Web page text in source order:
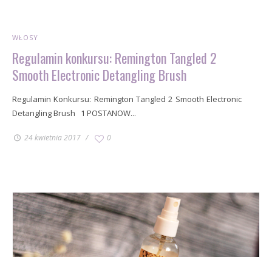
WŁOSY
Regulamin konkursu: Remington Tangled 2
Smooth Electronic Detangling Brush
Regulamin Konkursu: Remington Tangled 2 Smooth Electronic
Detangling Brush 1 POSTANOW...
24 kwietnia 2017 0